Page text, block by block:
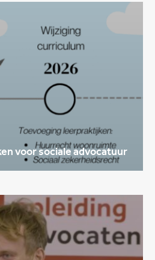
voor sociale advocatuur